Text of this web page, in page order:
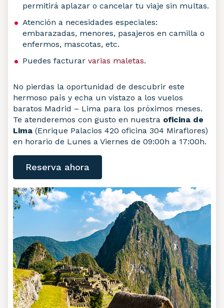
permitirá aplazar o cancelar tu viaje sin multas.
Atención a necesidades especiales:
embarazadas, menores, pasajeros en camilla o
enfermos, mascotas, etc.
Puedes facturar varias maletas.
No pierdas la oportunidad de descubrir este
hermoso país y echa un vistazo a los vuelos
baratos Madrid – Lima para los próximos meses.
Te atenderemos con gusto en nuestra oficina de
Lima (Enrique Palacios 420 oficina 304 Miraflores)
en horario de Lunes a Viernes de 09:00h a 17:00h.
Reserva ahora